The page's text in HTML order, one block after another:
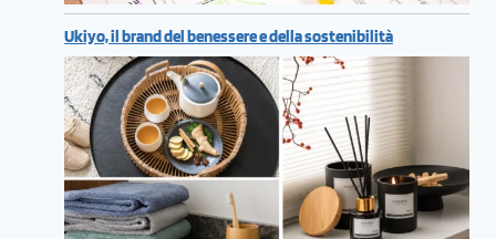
Ukiyo, il brand del benessere e della sostenibilità